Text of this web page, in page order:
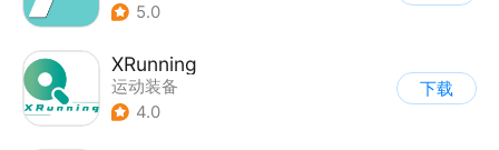
5.0
XRunning
运动装备
4.0
下载